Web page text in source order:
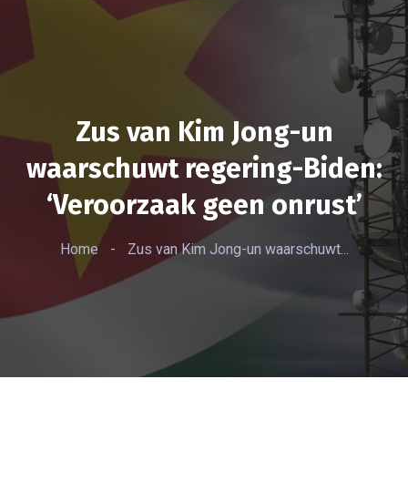
Zus van Kim Jong-un
waarschuwt regering-Biden:
‘Veroorzaak geen onrust’
Home - Zus van Kim Jong-un waarschuwt...